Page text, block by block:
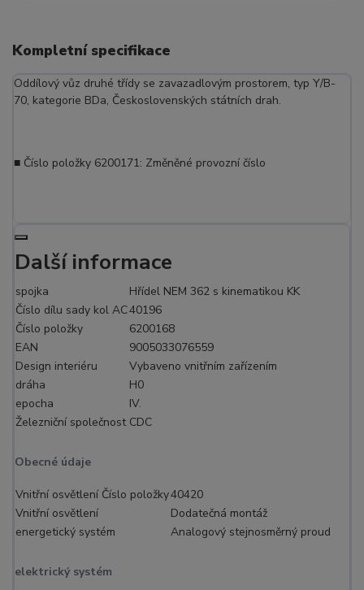
Kompletní specifikace
Oddílový vůz druhé třídy se zavazadlovým prostorem, typ Y/B-
70, kategorie BDa, Československých státních drah.
■ Číslo položky 6200171: Změněné provozní číslo
Další informace
Obecné údaje
spojka
Hřídel NEM 362 s kinematikou KK
Číslo dílu sady kol AC40196
Číslo položky
6200168
EAN
9005033076559
Design interiéru
Vybaveno vnitřním zařízením
dráha
H0
epocha
IV.
Železniční společnost CDC
elektrický systém
Vnitřní osvětlení Číslo položky40420
Vnitřní osvětlení
Dodatečná montáž
energetický systém
Analogový stejnosměrný proud